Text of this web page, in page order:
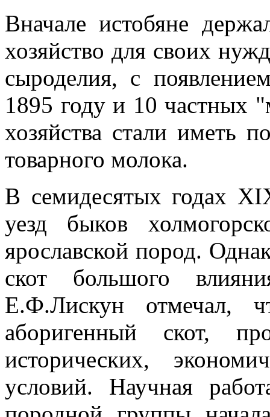
Вначале истобяне
хозяйство для своих
сыроделия, с
1895 году и 10 частных
хозяйства стали иметь
товарного молока.
В семидесятых годах
уезд быков
ярославской пород.
скот большого
Е.Ф.Лискун отмечал,
аборигенный скот,
исторических,
условий. Научная